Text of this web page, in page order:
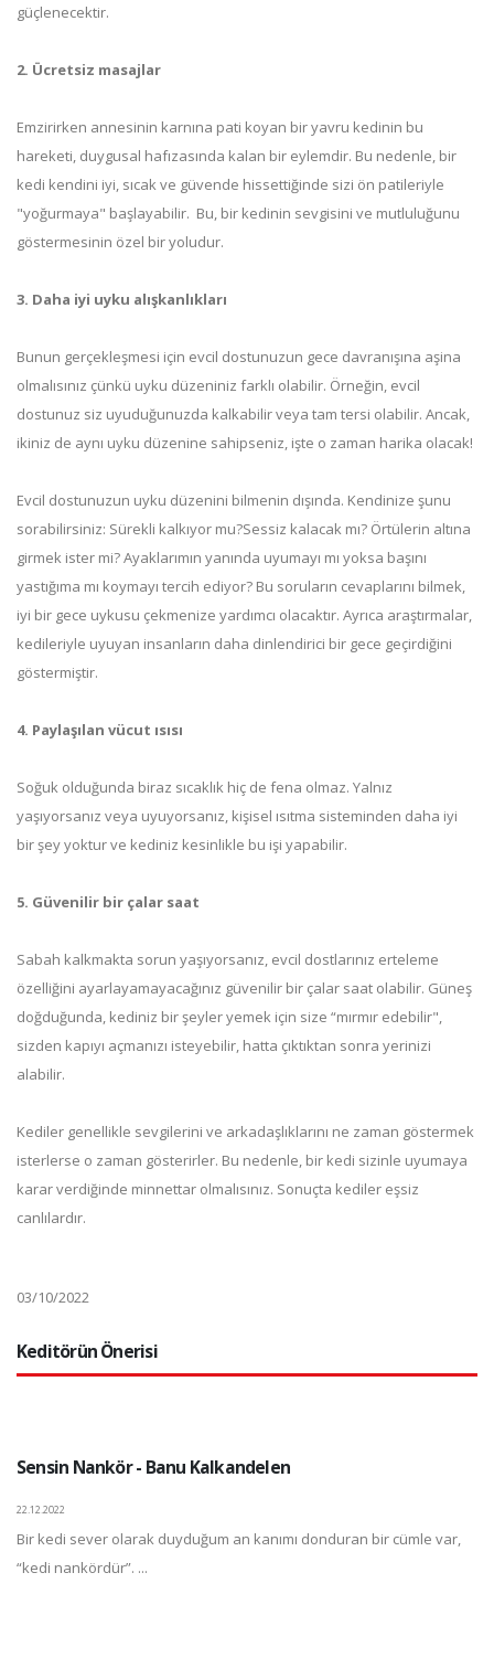
güçlenecektir.
2. Ücretsiz masajlar
Emzirirken annesinin karnına pati koyan bir yavru kedinin bu
hareketi, duygusal hafızasında kalan bir eylemdir. Bu nedenle, bir
kedi kendini iyi, sıcak ve güvende hissettiğinde sizi ön patileriyle
"yoğurmaya" başlayabilir. Bu, bir kedinin sevgisini ve mutluluğunu
göstermesinin özel bir yoludur.
3. Daha iyi uyku alışkanlıkları
Bunun gerçekleşmesi için evcil dostunuzun gece davranışına aşina
olmalısınız çünkü uyku düzeniniz farklı olabilir. Örneğin, evcil
dostunuz siz uyuduğunuzda kalkabilir veya tam tersi olabilir. Ancak,
ikiniz de aynı uyku düzenine sahipseniz, işte o zaman harika olacak!
Evcil dostunuzun uyku düzenini bilmenin dışında. Kendinize şunu
sorabilirsiniz: Sürekli kalkıyor mu?Sessiz kalacak mı? Örtülerin altına
girmek ister mi? Ayaklarımın yanında uyumayı mı yoksa başını
yastığıma mı koymayı tercih ediyor? Bu soruların cevaplarını bilmek,
iyi bir gece uykusu çekmenize yardımcı olacaktır. Ayrıca araştırmalar,
kedileriyle uyuyan insanların daha dinlendirici bir gece geçirdiğini
göstermiştir.
4. Paylaşılan vücut ısısı
Soğuk olduğunda biraz sıcaklık hiç de fena olmaz. Yalnız
yaşıyorsanız veya uyuyorsanız, kişisel ısıtma sisteminden daha iyi
bir şey yoktur ve kediniz kesinlikle bu işi yapabilir.
5. Güvenilir bir çalar saat
Sabah kalkmakta sorun yaşıyorsanız, evcil dostlarınız erteleme
özelliğini ayarlayamayacağınız güvenilir bir çalar saat olabilir. Güneş
doğduğunda, kediniz bir şeyler yemek için size “mırmır edebilir",
sizden kapıyı açmanızı isteyebilir, hatta çıktıktan sonra yerinizi
alabilir.
Kediler genellikle sevgilerini ve arkadaşlıklarını ne zaman göstermek
isterlerse o zaman gösterirler. Bu nedenle, bir kedi sizinle uyumaya
karar verdiğinde minnettar olmalısınız. Sonuçta kediler eşsiz
canlılardır.
03/10/2022
Keditörün Önerisi
Sensin Nankör - Banu Kalkandelen
22.12.2022
Bir kedi sever olarak duyduğum an kanımı donduran bir cümle var,
“kedi nankördür”. ...